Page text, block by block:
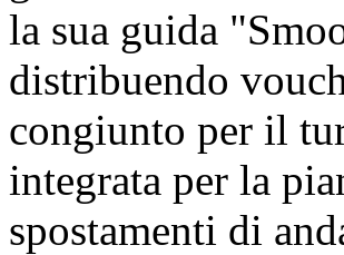
la sua guida
distribuendo
congiunto per il
integrata per la
spostamenti di